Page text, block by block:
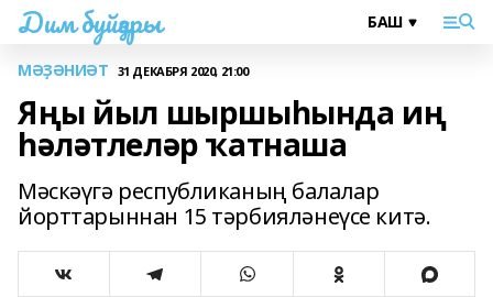
Дим буйҙары
МӘҘӘНИӘТ 31 ДЕКАБРЯ 2020, 21:00
Яңы йыл шыршыһында иң
һәләтлеләр ҡатнаша
Мәскәүгә республиканың балалар
йорттарыннан 15 тәрбияләнеүсе китә.